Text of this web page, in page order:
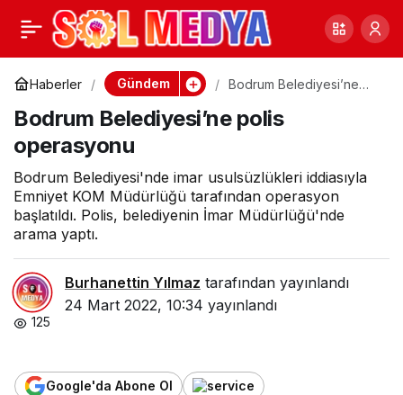
Haberler Gündem
Bodrum Belediyesi’ne
Bodrum Belediyesi’ne polis
operasyonu
Bodrum Belediyesi'nde imar usulsüzlükleri iddiasıyla
Emniyet KOM Müdürlüğü tarafından operasyon
başlatıldı. Polis, belediyenin İmar Müdürlüğü'nde
arama yaptı.
Burhanettin Yılmaz tarafından yayınlandı
24 Mart 2022, 10:34 yayınlandı
125
Google'da Abone Ol
Diyanet’in ‘gizli’
raporunda Furkancılar
0 Paylaş